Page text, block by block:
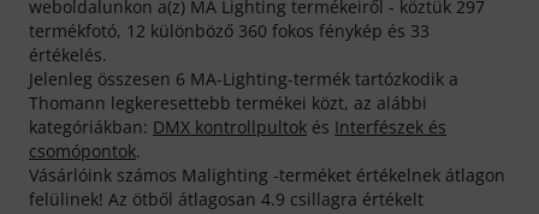
weboldalunkon a(z) MA Lighting termékeiről - köztük 297
termékfotó, 12 különböző 360 fokos fénykép és 33
értékelés.
Jelenleg összesen 6 MA-Lighting-termék tartózkodik a
Thomann legkeresettebb termékei közt, az alábbi
kategóriákban: DMX kontrollpultok és Interfészek és
csomópontok.
Vásárlóink számos Malighting -terméket értékelnek átlagon
felülinek! Az ötből átlagosan 4.9 csillagra értékelt